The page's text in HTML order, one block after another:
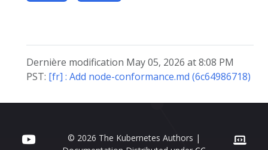
Dernière modification May 05, 2026 at 8:08 PM
PST: [fr] : Add node-conformance.md (6c64986718)
© 2026 The Kubernetes Authors |